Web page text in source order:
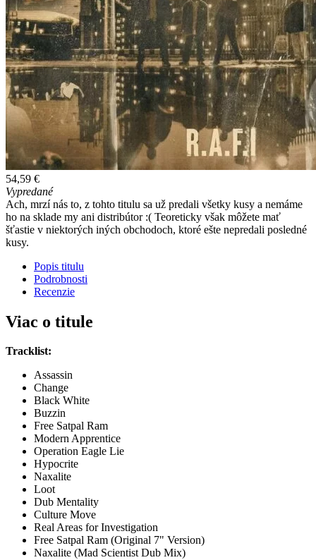
54,59 €
Vypredané
Ach, mrzí nás to, z tohto titulu sa už predali všetky kusy a nemáme
ho na sklade my ani distribútor :( Teoreticky však môžete mať
šťastie v niektorých iných obchodoch, ktoré ešte nepredali posledné
kusy.
Popis titulu
Podrobnosti
Recenzie
Viac o titule
Tracklist:
Assassin
Change
Black White
Buzzin
Free Satpal Ram
Modern Apprentice
Operation Eagle Lie
Hypocrite
Naxalite
Loot
Dub Mentality
Culture Move
Real Areas for Investigation
Free Satpal Ram (Original 7" Version)
Naxalite (Mad Scientist Dub Mix)